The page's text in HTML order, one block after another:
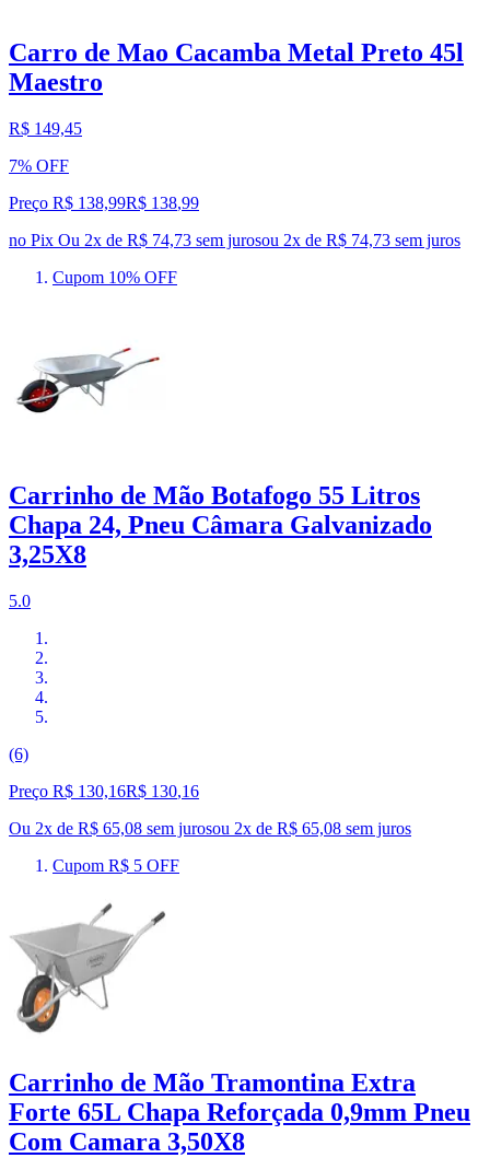
Carro de Mao Cacamba Metal Preto 45l
Maestro
R$ 149,45
7% OFF
Preço R$ 138,99R$ 138,99
no Pix Ou 2x de R$ 74,73 sem jurosou 2x de R$ 74,73 sem juros
Cupom 10% OFF
Carrinho de Mão Botafogo 55 Litros
Chapa 24, Pneu Câmara Galvanizado
3,25X8
5.0
(6)
Preço R$ 130,16R$ 130,16
Ou 2x de R$ 65,08 sem jurosou 2x de R$ 65,08 sem juros
Cupom R$ 5 OFF
Carrinho de Mão Tramontina Extra
Forte 65L Chapa Reforçada 0,9mm Pneu
Com Camara 3,50X8